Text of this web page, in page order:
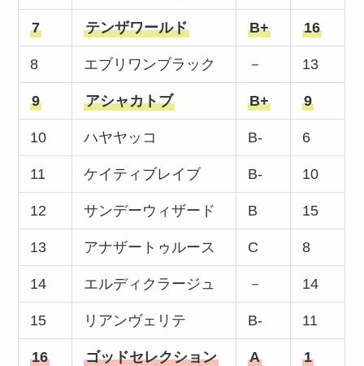
7 テンザワールド B+ 16
8 エブリワンブラック － 13
9 アシャカトブ B+ 9
10 ハヤヤッコ B- 6
11 ケイティブレイブ B- 10
12 サンデーウィザード B 15
13 アナザートゥルース C 8
14 エルディクラージュ － 14
15 リアンヴェリテ B- 11
16 ゴッドセレクション A 1